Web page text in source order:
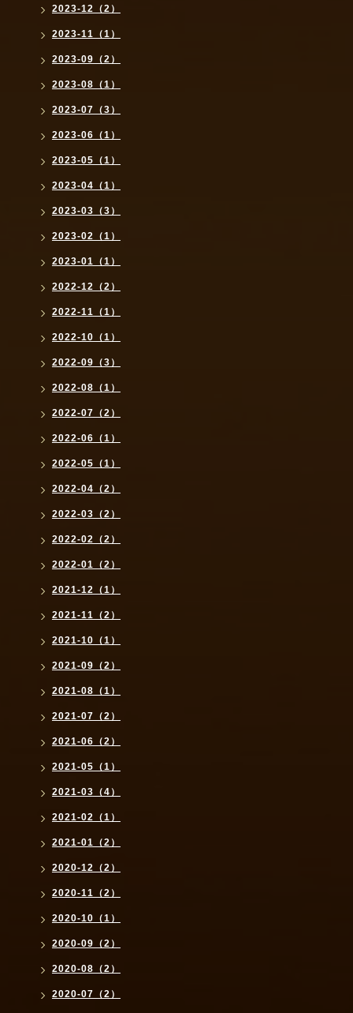
2023-12（2）
2023-11（1）
2023-09（2）
2023-08（1）
2023-07（3）
2023-06（1）
2023-05（1）
2023-04（1）
2023-03（3）
2023-02（1）
2023-01（1）
2022-12（2）
2022-11（1）
2022-10（1）
2022-09（3）
2022-08（1）
2022-07（2）
2022-06（1）
2022-05（1）
2022-04（2）
2022-03（2）
2022-02（2）
2022-01（2）
2021-12（1）
2021-11（2）
2021-10（1）
2021-09（2）
2021-08（1）
2021-07（2）
2021-06（2）
2021-05（1）
2021-03（4）
2021-02（1）
2021-01（2）
2020-12（2）
2020-11（2）
2020-10（1）
2020-09（2）
2020-08（2）
2020-07（2）